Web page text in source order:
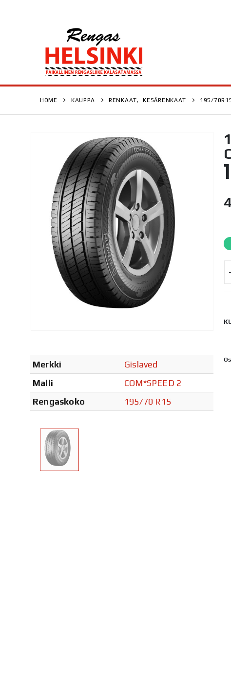
HOME KAUPPA RENKAAT, KESÄRENKAAT 195/
Merkki
Gislaved
Malli
COM*SPEED 2
Rengaskoko
195/70 R15